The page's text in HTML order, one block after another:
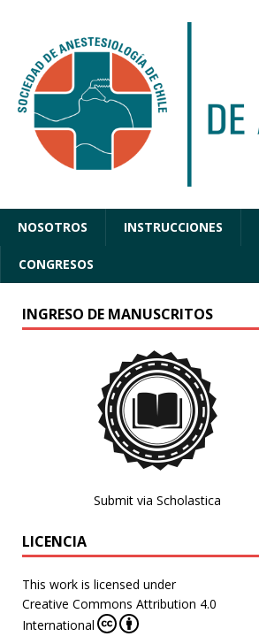
NOSOTROS INSTRUCCIONES
CONGRESOS
INGRESO DE MANUSCRITOS
Submit via Scholastica
LICENCIA
This work is licensed under
Creative Commons Attribution 4.0
International